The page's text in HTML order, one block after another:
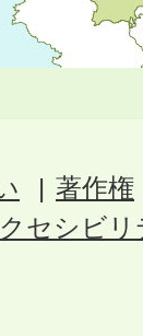
著作権
セシビ